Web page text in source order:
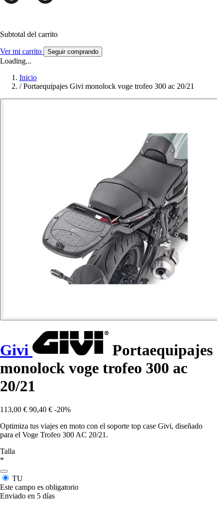
Subtotal del carrito
Ver mi carrito Seguir comprando
Loading...
Inicio
/ Portaequipajes Givi monolock voge trofeo 300 ac 20/21
Givi
Portaequipajes
monolock voge trofeo 300 ac
20/21
113,00 € 90,40 € -20%
Optimiza tus viajes en moto con el soporte top case Givi, diseñado
para el Voge Trofeo 300 AC 20/21.
Talla
*
TU
Este campo es obligatorio
Enviado en 5 días